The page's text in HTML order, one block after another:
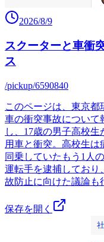
2026/8/9
スクーターと車衝
ス
/pickup/6590840
このページは、東京都
車の衝突事故について
し、17歳の男子高校
用車と衝突。高校生は
同乗していたもう1人
運転手を逮捕しており
故防止に向けた議論も
保存を開く